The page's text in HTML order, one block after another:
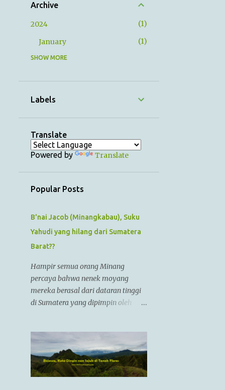
Archive
2024
1
January
1
2023
November
September
August
Lombok...
May
1
March
February
1
January
1
December
1
November
1
October
1
SHOW MORE
Labels
Translate
Powered by Translate
Popular Posts
B'nai Jacob (Minangkabau), Suku
Yahudi yang hilang dari Sumatera
Barat??
Hampir semua orang Minang
percaya bahwa nenek moyang
mereka berasal dari dataran tinggi
di Sumatera yang dipimpin oleh
Sejarah Kristen, raja tersebut hidup
dari zaman 356 SM sampai 323 SM
Dia juga dikenal sebagai Raja
Alexander III dari Macedonia,